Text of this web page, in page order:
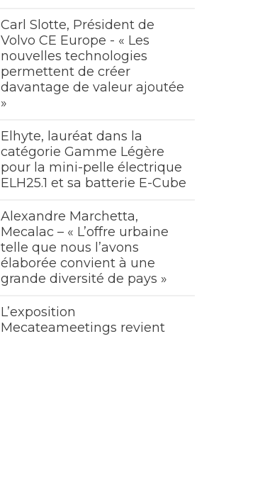
Carl Slotte, Président de
Volvo CE Europe - « Les
nouvelles technologies
permettent de créer
davantage de valeur ajoutée
»
Elhyte, lauréat dans la
catégorie Gamme Légère
pour la mini-pelle électrique
ELH25.1 et sa batterie E-Cube
Alexandre Marchetta,
Mecalac – « L’offre urbaine
telle que nous l’avons
élaborée convient à une
grande diversité de pays »
L’exposition
Mecateameetings revient